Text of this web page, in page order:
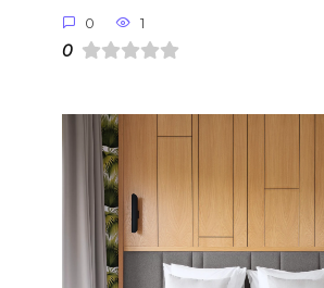
0 1
0